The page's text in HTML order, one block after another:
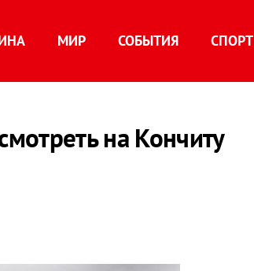
МИР СОБЫТИЯ СПОРТ
на Кончиту